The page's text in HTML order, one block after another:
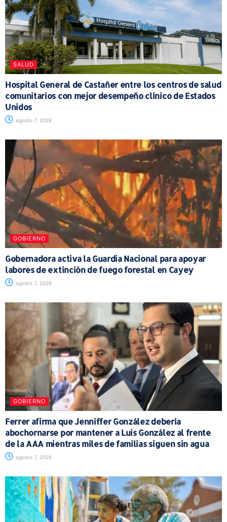
SALUD
Hospital General de Castañer entre los centros de salud
comunitarios con mejor desempeño clínico de Estados
Unidos
agosto 7, 2026
GOBIERNO
Gobernadora activa la Guardia Nacional para apoyar
labores de extinción de fuego forestal en Cayey
agosto 7, 2026
GOBIERNO
Ferrer afirma que Jenniffer González debería
abochornarse por mantener a Luis González al frente
de la AAA mientras miles de familias siguen sin agua
agosto 7, 2026